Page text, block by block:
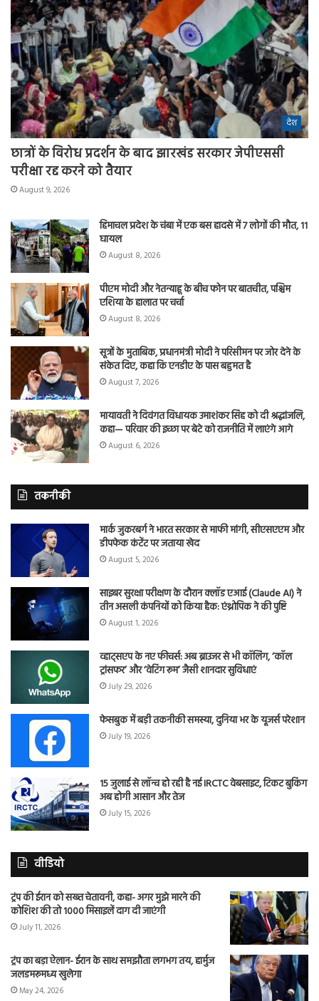
देश
छात्रों के विरोध प्रदर्शन के बाद झारखंड सरकार जेपीएससी
परीक्षा रद्द करने को तैयार
August 9, 2026
हिमाचल प्रदेश के चंबा में एक बस हादसे में 7 लोगों की मौत, 11
घायल
August 8, 2026
पीएम मोदी और नेतन्याहू के बीच फोन पर बातचीत, पश्चिम
एशिया के हालात पर चर्चा
August 8, 2026
सूत्रों के मुताबिक, प्रधानमंत्री मोदी ने परिसीमन पर जोर देने के
संकेत दिए, कहा कि एनडीए के पास बहुमत है
August 7, 2026
मायावती ने दिवंगत विधायक उमाशंकर सिंह को दी श्रद्धांजलि,
कहा— परिवार की इच्छा पर बेटे को राजनीति में लाएंगे आगे
August 6, 2026
तकनीकी
मार्क जुकरबर्ग ने भारत सरकार से माफी मांगी, सीएसएएम और
डीपफेक कंटेंट पर जताया खेद
August 5, 2026
साइबर सुरक्षा परीक्षण के दौरान क्लॉड एआई (Claude AI) ने
तीन असली कंपनियों को किया हैक: एंथ्रोपिक ने की पुष्टि
August 1, 2026
व्हाट्सएप के नए फीचर्स: अब ब्राउजर से भी कॉलिंग, ‘कॉल
ट्रांसफर’ और ‘वेटिंग रूम’ जैसी शानदार सुविधाएं
July 29, 2026
फेसबुक में बड़ी तकनीकी समस्या, दुनिया भर के यूजर्स परेशान
July 19, 2026
15 जुलाई से लॉन्च हो रही है नई IRCTC वेबसाइट, टिकट बुकिंग
अब होगी आसान और तेज
July 15, 2026
वीडियो
ट्रंप की ईरान को सख्त चेतावनी, कहा- अगर मुझे मारने की
कोशिश की तो 1000 मिसाइलें दाग दी जाएंगी
July 11, 2026
ट्रंप का बड़ा ऐलान- ईरान के साथ समझौता लगभग तय, हार्मुज
जलडमरूमध्य खुलेगा
May 24, 2026